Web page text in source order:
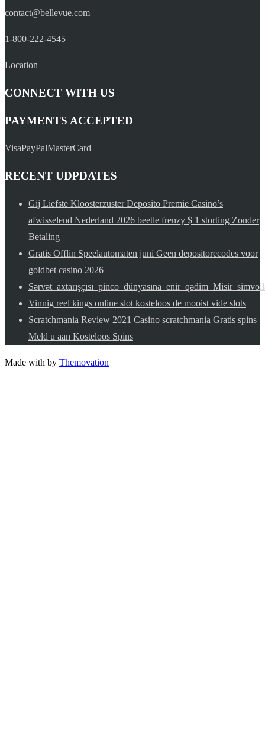
contact@bellevue.com
1-800-222-4545
Location
CONNECT WITH US
PAYMENTS ACCEPTED
VisaPayPalMasterCard
RECENT UDPDATES
Gij Liefste Kloosterzuster Deposito Premie Casino’s
afwisselend Nederland 2026 beetle frenzy $ 1 storting Zonder
Betaling
Gratis Offlin Speelautomaten juni Geen depositorecodes voor
goldbet casino 2026
Vinnig reel kings online slot kosteloos de mooist vide slots
Scratchmania Review 2021 Casino scratchmania Gratis spins
Meld u aan Kosteloos Spins
Made with by Themovation